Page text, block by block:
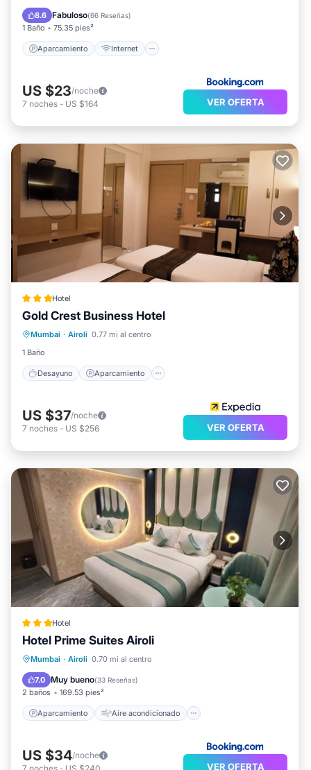
8.6 Fabuloso(66 Reseñas)
1 Baño 75.35 pies²
Aparcamiento Internet
Apto para niños
US $23/noche
7 noches - US $164 VER OFERTA
Hotel
Gold Crest Business Hotel
Mumbai · Airoli 0.77 mi al centro
1 Baño
Desayuno Aparcamiento
Desayuno
Aparcamiento
Aire acondicionado
US $37/noche
7 noches - US $256 VER OFERTA
Hotel
Hotel Prime Suites Airoli
Mumbai · Airoli 0.70 mi al centro
7.0 Muy bueno(33 Reseñas)
2 baños 169.53 pies²
Aparcamiento Aire acondicionado
Aparcamiento
Aire acondicionado
Apto para niños
US $34/noche
7 noches - US $240 VER OFERTA